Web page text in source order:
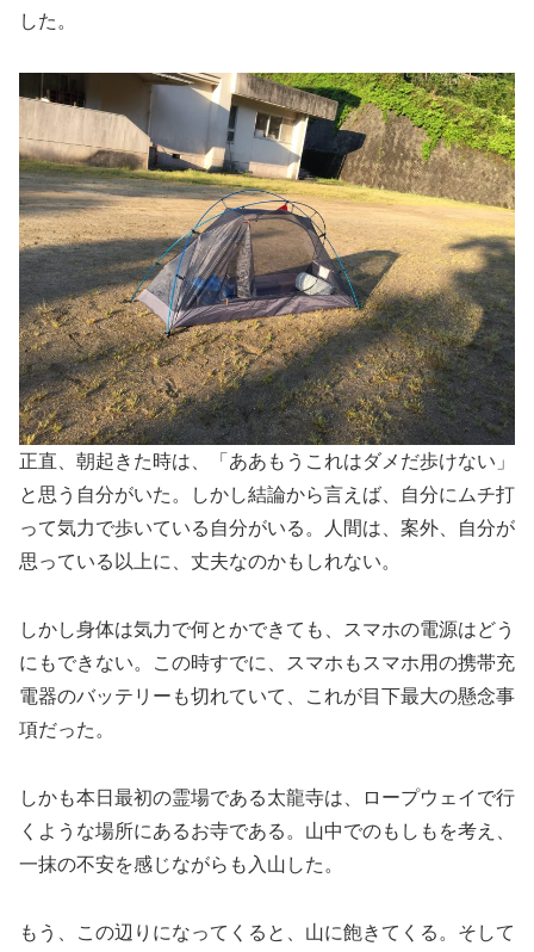
した。
正直、朝起きた時は、「ああもうこれはダメだ歩けない」
と思う自分がいた。しかし結論から言えば、自分にムチ打
って気力で歩いている自分がいる。人間は、案外、自分が
思っている以上に、丈夫なのかもしれない。
しかし身体は気力で何とかできても、スマホの電源はどう
にもできない。この時すでに、スマホもスマホ用の携帯充
電器のバッテリーも切れていて、これが目下最大の懸念事
項だった。
しかも本日最初の霊場である太龍寺は、ロープウェイで行
くような場所にあるお寺である。山中でのもしもを考え、
一抹の不安を感じながらも入山した。
もう、この辺りになってくると、山に飽きてくる。そして